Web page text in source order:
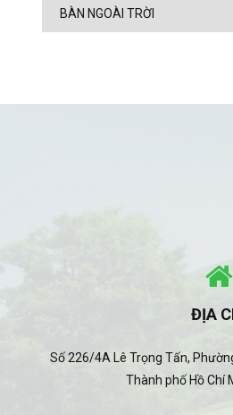
BÀN NGOÀI TRỜI
ĐỊA
Số 226/4A Lê Trọng Tấn,
Thành phố Hồ Chí